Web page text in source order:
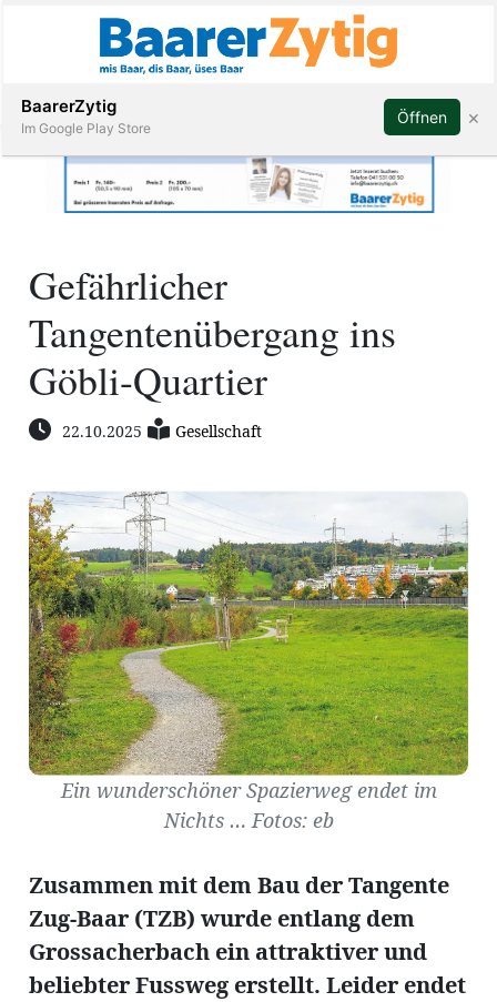
Veranstaltungen
Stellen
Paper
Amtliche
Mitteilungen
Baustellen
Abonnieren
Gefährlicher
Tangentenübergang ins
Göbli-Quartier
22.10.2025 Gesellschaft
Ein wunderschöner Spazierweg endet im
Nichts … Fotos: eb
Zusammen mit dem Bau der Tangente
Zug-Baar (TZB) wurde entlang dem
Grossacherbach ein attraktiver und
beliebter Fussweg erstellt. Leider endet
BaarerZytig
Im Google Play Store
Öffnen ×